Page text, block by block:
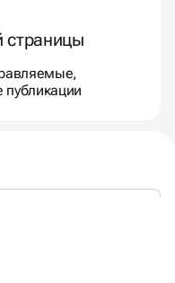
страницы
публикации